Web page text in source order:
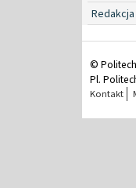
Redakcja
©
Pl.
Kontakt